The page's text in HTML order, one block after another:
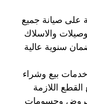
على صيانة جميع
والاسلاك
سنوية عالية
بيع وشراء
اللازمة
وحسومات